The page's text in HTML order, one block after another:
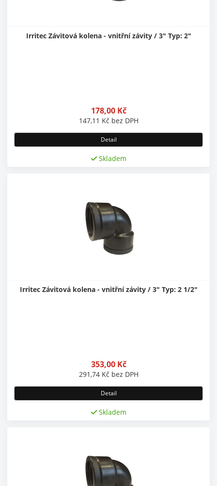
Irritec Závitová kolena - vnitřní závity / 3" Typ: 2"
178,00 Kč
147,11 Kč bez DPH
Detail
Skladem
Irritec Závitová kolena - vnitřní závity / 3" Typ: 2 1/2"
353,00 Kč
291,74 Kč bez DPH
Detail
Skladem